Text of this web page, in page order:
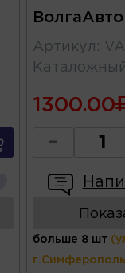
Артикул :
1300.00
-
больше 8 шт